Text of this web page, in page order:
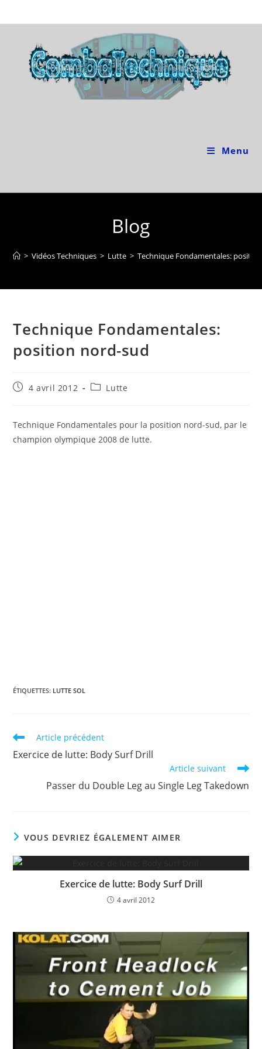
to
Menu
Blog
> Vidéos Techniques > Lutte > Technique Fondamentales:
Technique Fondamentales:
position nord-sud
Publication
4 avril 2012
PostLutte
Technique Fondamentales pour la position nord-sud, par le
champion olympique 2008 de lutte.
ÉTIQUETTES: LUTTE SOL
Read
articles
Article précédent
Exercice de lutte: Body Surf Drill
Article suivant
Passer du Double Leg au Single Leg Takedown
VOUS DEVRIEZ ÉGALEMENT AIMER
Exercice de lutte: Body Surf Drill
4 avril 2012